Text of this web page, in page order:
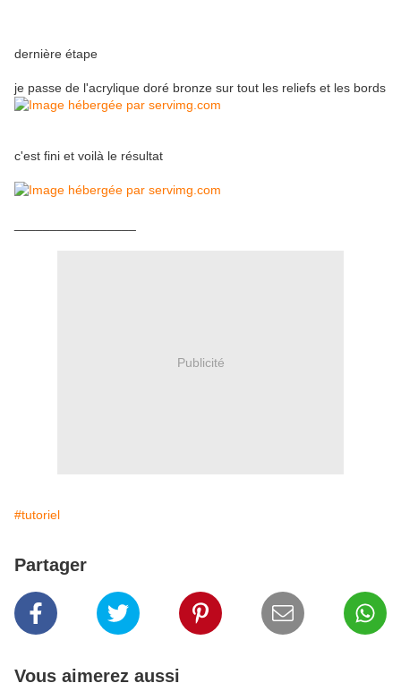
dernière étape
je passe de l'acrylique doré bronze sur tout les reliefs et les bords
c'est fini et voilà le résultat
Publicité
#tutoriel
Partager
Vous aimerez aussi